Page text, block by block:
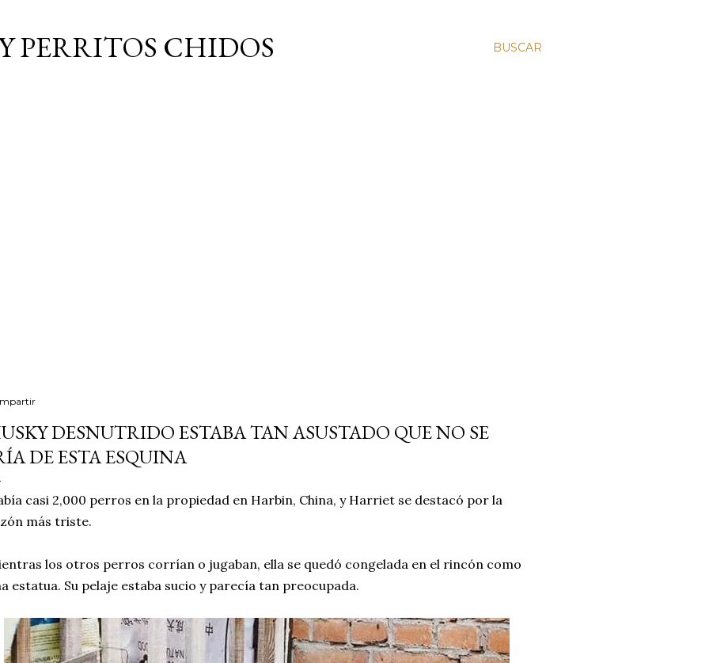
BUSCAR
PERRITOS CHIDOS
DESNUTRIDO ESTABA TAN ASUSTADO QUE NO SE
DE ESTA ESQUINA
casi 2,000 perros en la propiedad en Harbin, China, y Harriet se destacó por la
más triste.
los otros perros corrían o jugaban, ella se quedó congelada en el rincón como
estatua. Su pelaje estaba sucio y parecía tan preocupada.